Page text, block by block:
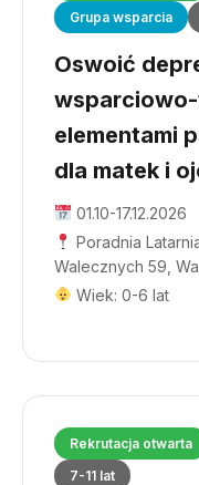
Grupa wsparcia
Oswoić
elementami
dla matek i
01.10-17.12.2026
Poradnia
Walecznych 59,
Wiek: 0-6 lat
Rekrutacja otwarta
7-11 lat